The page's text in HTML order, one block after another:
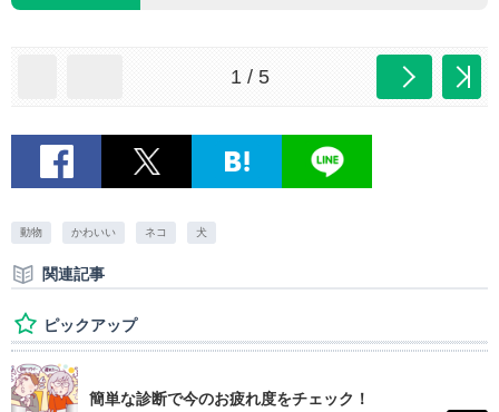
1 / 5
動物 かわいい ネコ 犬
関連記事
ピックアップ
簡単な診断で今のお疲れ度をチェック！